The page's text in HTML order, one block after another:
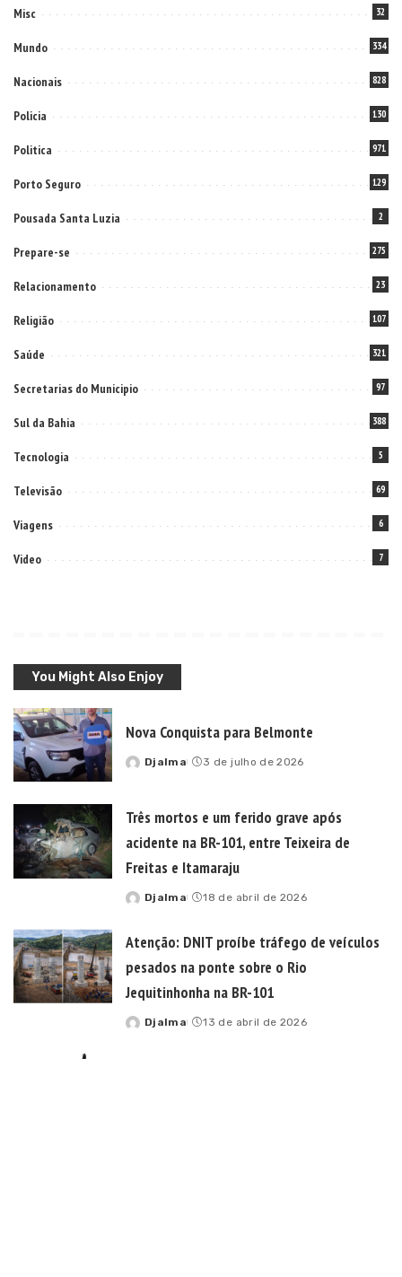
Misc 32
Mundo 334
Nacionais 828
Policia 130
Politica 971
Porto Seguro 129
Pousada Santa Luzia 2
Prepare-se 275
Relacionamento 23
Religião 107
Saúde 321
Secretarias do Municipio 97
Sul da Bahia 388
Tecnologia 5
Televisão 69
Viagens 6
Video 7
You Might Also Enjoy
Nova Conquista para Belmonte
Posted
Djalma 3 de julho de 2026
Três mortos e um ferido grave após
acidente na BR-101, entre Teixeira de
Freitas e Itamaraju
Posted
Djalma 18 de abril de 2026
Atenção: DNIT proíbe tráfego de veículos
pesados na ponte sobre o Rio
Jequitinhonha na BR-101
Posted
Djalma 13 de abril de 2026